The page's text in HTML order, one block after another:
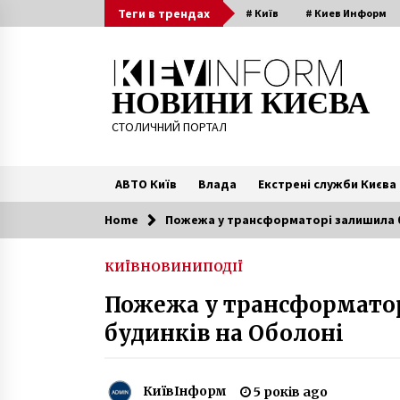
to
Теги в трендах # Київ # Киев Информ
НОВИНИ КИЄВА
СТОЛИЧНИЙ ПОРТАЛ
АВТО Київ Влада Екстрені служби Києва
Читають зараз
нових камер
7 років ago
рейтинг
Home Пожежа у трансформаторі залишила
КИЇВНОВИНИПОДІЇ
Пожежа у
будинків на Оболоні
КиївІнформ 5 років ago